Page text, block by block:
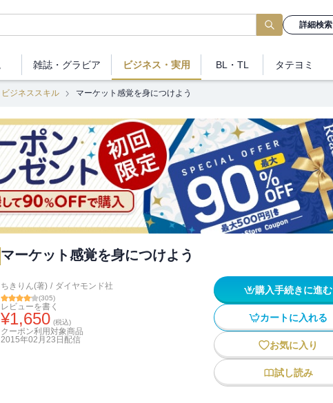
詳細検索
雑誌・ グラビア ビジネス ・実用 BL・TL タテヨミ
ビジネススキル マーケット感覚を身につけよう
マーケット感覚を身につけよう
ちきりん(著) / ダイヤモンド社
(305)
レビューを書く
¥1,650 (税込)
クーポン利用対象商品
2015年02月23日 配信
購入手続きに進む
カートに入れる
お気に入り
試し読み